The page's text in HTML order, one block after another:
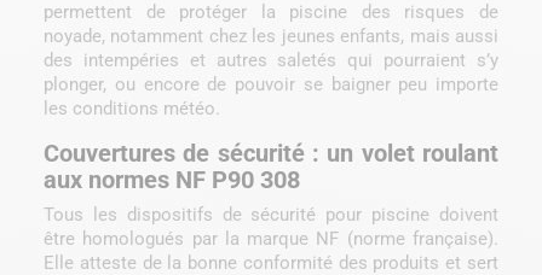
permettent de protéger la piscine des risques de
noyade, notamment chez les jeunes enfants, mais aussi
des intempéries et autres saletés qui pourraient s’y
plonger, ou encore de pouvoir se baigner peu importe
les conditions météo.
Couvertures de sécurité : un volet roulant
aux normes NF P90 308
Tous les dispositifs de sécurité pour piscine doivent
être homologués par la marque NF (norme française).
Elle atteste de la bonne conformité des produits et sert